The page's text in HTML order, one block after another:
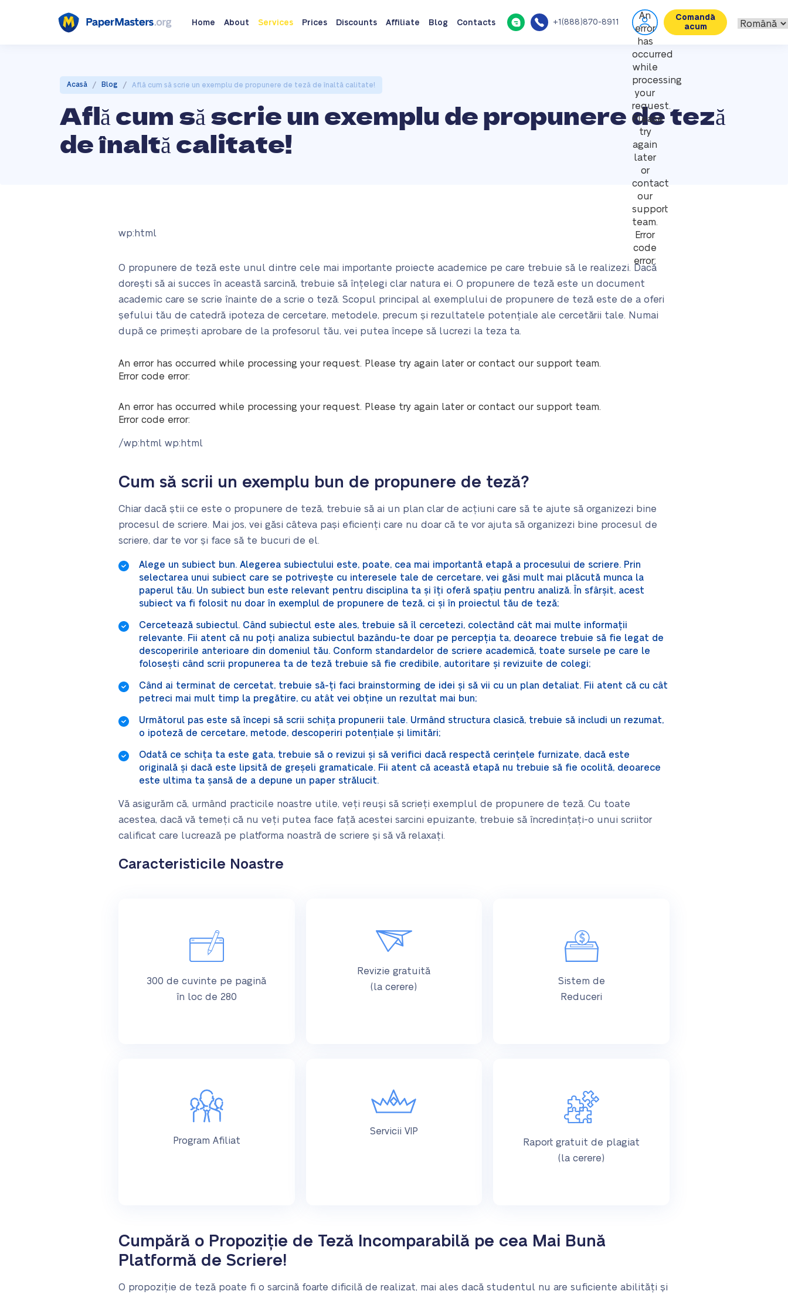
Home About Services Prices Discounts Affiliate Blog Contacts +1(888)870-8911
An
error
has
occurred
while
processing
your
request.
Please
try
again
later
or
contact
our
support
team.
Error
code
error:
Comandă
acum
Acasă / Blog / Află cum să scrie un exemplu de propunere de teză de înaltă calitate!
Află cum să scrie un exemplu de propunere de teză
de înaltă calitate!
wp:html
O propunere de teză este unul dintre cele mai importante proiecte academice pe care trebuie să le realizezi. Dacă
dorești să ai succes în această sarcină, trebuie să înțelegi clar natura ei. O propunere de teză este un document
academic care se scrie înainte de a scrie o teză. Scopul principal al exemplului de propunere de teză este de a oferi
șefului tău de catedră ipoteza de cercetare, metodele, precum și rezultatele potențiale ale cercetării tale. Numai
după ce primești aprobare de la profesorul tău, vei putea începe să lucrezi la teza ta.
An error has occurred while processing your request. Please try again later or contact our support team.
Error code error:
An error has occurred while processing your request. Please try again later or contact our support team.
Error code error:
/wp:html wp:html
Cum să scrii un exemplu bun de propunere de teză?
Chiar dacă știi ce este o propunere de teză, trebuie să ai un plan clar de acțiuni care să te ajute să organizezi bine
procesul de scriere. Mai jos, vei găsi câteva pași eficienți care nu doar că te vor ajuta să organizezi bine procesul de
scriere, dar te vor și face să te bucuri de el.
Alege un subiect bun. Alegerea subiectului este, poate, cea mai importantă etapă a procesului de scriere. Prin
selectarea unui subiect care se potrivește cu interesele tale de cercetare, vei găsi mult mai plăcută munca la
paperul tău. Un subiect bun este relevant pentru disciplina ta și îți oferă spațiu pentru analiză. În sfârșit, acest
subiect va fi folosit nu doar în exemplul de propunere de teză, ci și în proiectul tău de teză;
Cercetează subiectul. Când subiectul este ales, trebuie să îl cercetezi, colectând cât mai multe informații
relevante. Fii atent că nu poți analiza subiectul bazându-te doar pe percepția ta, deoarece trebuie să fie legat de
descoperirile anterioare din domeniul tău. Conform standardelor de scriere academică, toate sursele pe care le
folosești când scrii propunerea ta de teză trebuie să fie credibile, autoritare și revizuite de colegi;
Când ai terminat de cercetat, trebuie să-ți faci brainstorming de idei și să vii cu un plan detaliat. Fii atent că cu cât
petreci mai mult timp la pregătire, cu atât vei obține un rezultat mai bun;
Următorul pas este să începi să scrii schița propunerii tale. Urmând structura clasică, trebuie să includi un rezumat,
o ipoteză de cercetare, metode, descoperiri potențiale și limitări;
Odată ce schița ta este gata, trebuie să o revizui și să verifici dacă respectă cerințele furnizate, dacă este
originală și dacă este lipsită de greșeli gramaticale. Fii atent că această etapă nu trebuie să fie ocolită, deoarece
este ultima ta șansă de a depune un paper strălucit.
Vă asigurăm că, urmând practicile noastre utile, veți reuși să scrieți exemplul de propunere de teză. Cu toate
acestea, dacă vă temeți că nu veți putea face față acestei sarcini epuizante, trebuie să încredințați-o unui scriitor
calificat care lucrează pe platforma noastră de scriere și să vă relaxați.
Caracteristicile Noastre
300 de cuvinte pe pagină
în loc de 280
Revizie gratuită
(la cerere)
Sistem de
Reduceri
Program Afiliat
Servicii VIP
Raport gratuit de plagiat
(la cerere)
Cumpără o Propoziție de Teză Incomparabilă pe cea Mai Bună
Platformă de Scriere!
O propoziție de teză poate fi o sarcină foarte dificilă de realizat, mai ales dacă studentul nu are suficiente abilități și